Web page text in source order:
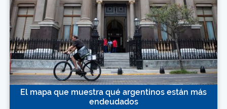
El mapa que muestra qué argentinos están más
endeudados